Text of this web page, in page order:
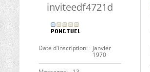
inviteedf4721d
Date d'inscription
janvier
1970